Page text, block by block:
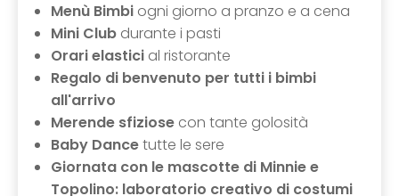
Menù Bimbi ogni giorno a pranzo e a cena
Mini Club durante i pasti
Orari elastici al ristorante
Regalo di benvenuto per tutti i bimbi
all'arrivo
Merende sfiziose con tante golosità
Baby Dancetutte le sere
Giornata con le mascotte di Minnie e
Topolino: laboratorio creativo di costumi